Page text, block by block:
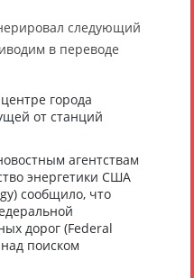
следующий
в переводе
города
от станций
агентствам
энергетики США
сообщило, что
дорог (Federal
поиском